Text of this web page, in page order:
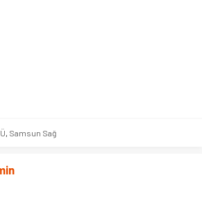
Samsun Sağ